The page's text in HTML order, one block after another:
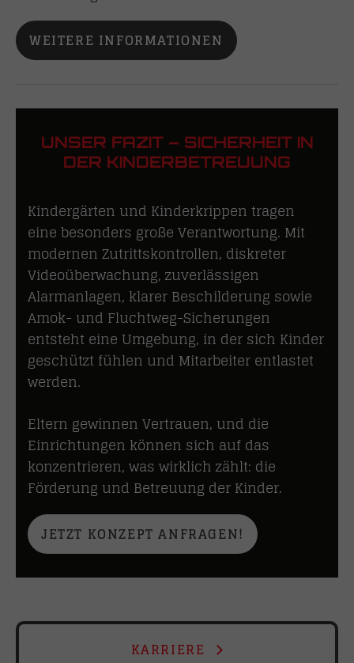
WEITERE INFORMATIONEN
UNSER FAZIT – SICHERHEIT IN
DER KINDERBETREUUNG
Kindergärten und Kinderkrippen tragen
eine besonders große Verantwortung. Mit
modernen Zutrittskontrollen, diskreter
Videoüberwachung, zuverlässigen
Alarmanlagen, klarer Beschilderung sowie
Amok- und Fluchtweg-Sicherungen
entsteht eine Umgebung, in der sich Kinder
geschützt fühlen und Mitarbeiter entlastet
werden.
Eltern gewinnen Vertrauen, und die
Einrichtungen können sich auf das
konzentrieren, was wirklich zählt: die
Förderung und Betreuung der Kinder.
JETZT KONZEPT ANFRAGEN!
KARRIERE